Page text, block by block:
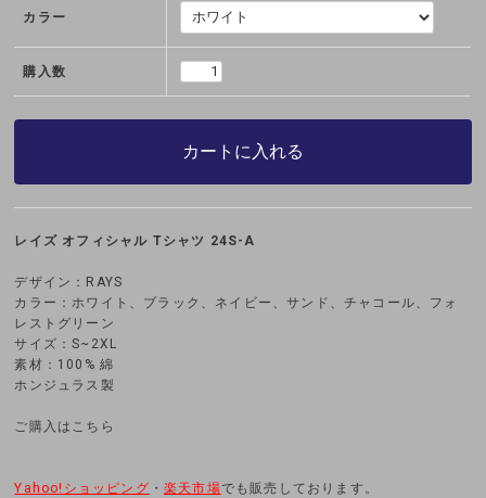
カラー
購入数
カートに入れる
レイズ オフィシャル Tシャツ 24S-A
デザイン：RAYS
カラー：ホワイト、ブラック、ネイビー、サンド、チャコール、フォ
レストグリーン
サイズ：S~2XL
素材：100% 綿
ホンジュラス製
ご購入はこちら
Yahoo!ショッピング ・楽天市場でも販売しております。